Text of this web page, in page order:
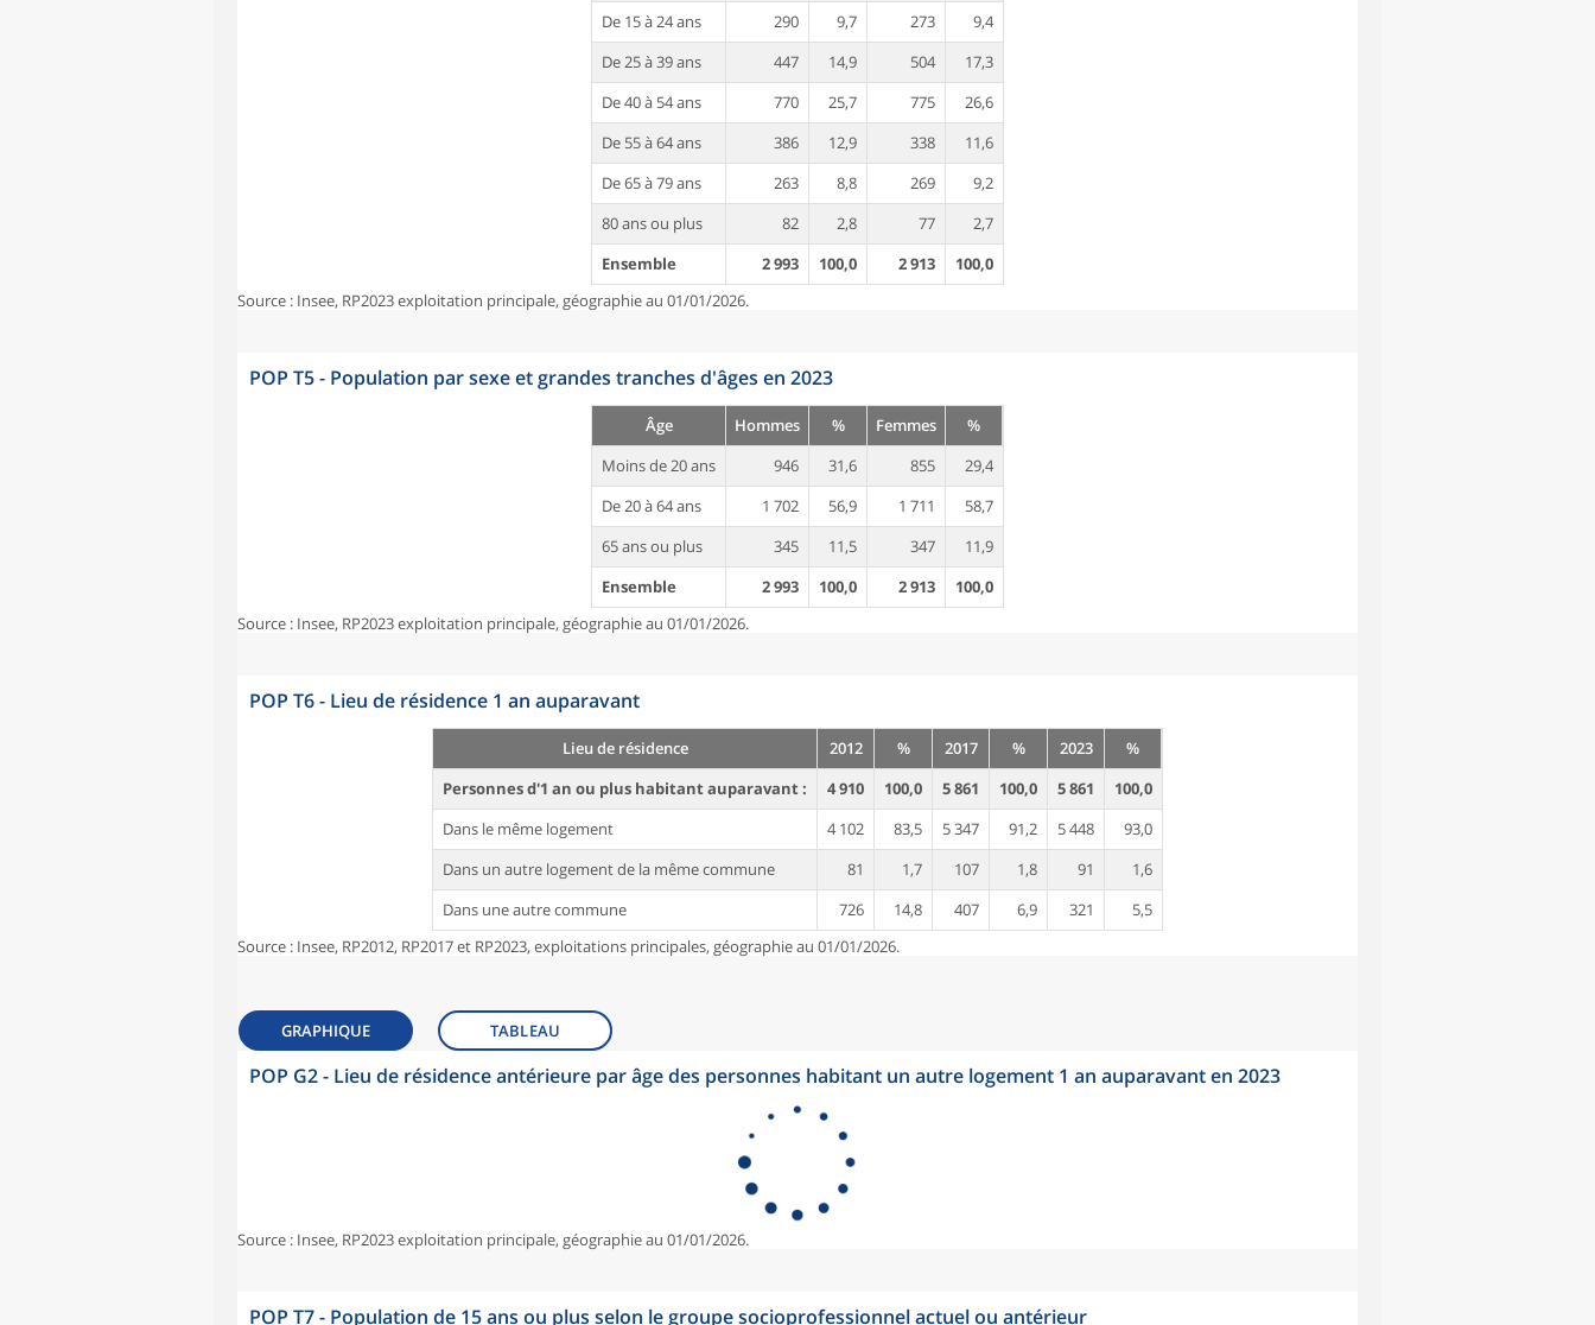
De 15 à 24 ans
290 9,7 273
9,4
De 25 à 39 ans
447 14,9 504
17,3
De 40 à 54 ans
770 25,7 775
26,6
De 55 à 64 ans
386 12,9 338
11,6
De 65 à 79 ans
263 8,8 269
9,2
80 ans ou plus
82 2,8 77
2,7
Ensemble
2 993 100,0 2 913
100,0
Source : Insee, RP2023 exploitation principale, géographie au 01/01/2026.
POP T5 - Population par sexe et grandes tranches d'âges en 2023
Âge Hommes % Femmes
%
Moins de 20 ans
946 31,6 855
29,4
De 20 à 64 ans
1 702 56,9 1 711
58,7
65 ans ou plus
345 11,5 347
11,9
Ensemble
2 993 100,0 2 913
100,0
Source : Insee, RP2023 exploitation principale, géographie au 01/01/2026.
POP T6 - Lieu de résidence 1 an auparavant
Lieu de résidence 2012 % 2017 % 2023
%
Personnes d'1 an ou plus habitant auparavant :
4 910 100,0 5 861 100,0 5 861
100,0
Dans le même logement
4 102 83,5 5 347 91,2 5 448
93,0
Dans un autre logement de la même commune
81 1,7 107 1,8 91
1,6
Dans une autre commune
726 14,8 407 6,9 321
5,5
Source : Insee, RP2012, RP2017 et RP2023, exploitations principales, géographie au 01/01/2026.
GRAPHIQUE TABLEAU
POP G2 - Lieu de résidence antérieure par âge des personnes habitant un autre logement 1 an auparavant en 2023
Source : Insee, RP2023 exploitation principale, géographie au 01/01/2026.
POP T7 - Population de 15 ans ou plus selon le groupe socioprofessionnel actuel ou antérieur